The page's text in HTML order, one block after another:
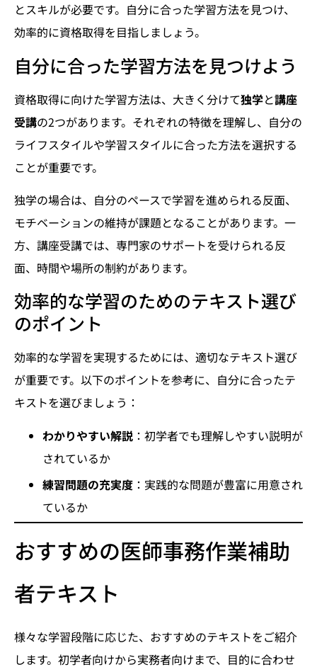
とスキルが必要です。自分に合った学習方法を見つけ、
効率的に資格取得を目指しましょう。
自分に合った学習方法を見つけよう
資格取得に向けた学習方法は、大きく分けて独学と講座
受講の2つがあります。それぞれの特徴を理解し、自分の
ライフスタイルや学習スタイルに合った方法を選択する
ことが重要です。
独学の場合は、自分のペースで学習を進められる反面、
モチベーションの維持が課題となることがあります。一
方、講座受講では、専門家のサポートを受けられる反
面、時間や場所の制約があります。
効率的な学習のためのテキスト選び
のポイント
効率的な学習を実現するためには、適切なテキスト選び
が重要です。以下のポイントを参考に、自分に合ったテ
キストを選びましょう：
わかりやすい解説 ：初学者でも理解しやすい説明が
されているか
練習問題の充実度 ：実践的な問題が豊富に用意され
ているか
おすすめの医師事務作業補助
者テキスト
様々な学習段階に応じた、おすすめのテキストをご紹介
します。初学者向けから実務者向けまで、目的に合わせ